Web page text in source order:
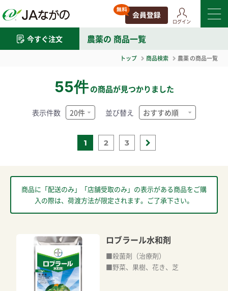
ログイン
今すぐ注文 農薬の 商品一覧
トップ 商品検索 農薬の商品一覧
55件 の商品が見つかりました
1 2 3
表示件数 並び替え
商品に「配送のみ」「店舗受取のみ」の表示がある商品をご購
入の際は、荷渡方法が限定されます。ご了承下さい。
ロブラール水和剤
■殺菌剤（治療剤）
■野菜、果樹、花き、芝